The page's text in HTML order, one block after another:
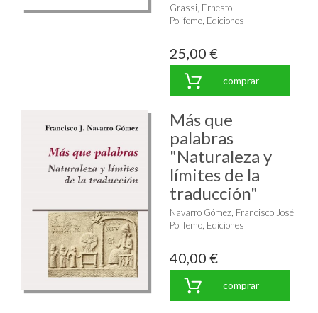
Grassi, Ernesto
Polifemo, Ediciones
25,00 €
comprar
Más que
palabras
"Naturaleza y
límites de la
traducción"
Navarro Gómez, Francisco José
Polifemo, Ediciones
40,00 €
comprar